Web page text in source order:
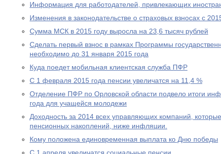
Информация для работодателей, привлекающих
Изменения в законодательстве о страховых взносах с
Сумма МСК в 2015 году выросла на 23,6 тысяч рублей
Сделать первый взнос в рамках Программы
необходимо до 31 января 2015 года
Куда поедет мобильная клиентская служба ПФР
С 1 февраля 2015 года пенсии увеличатся на 11,4 %
Отделение ПФР по Орловской области подвело итоги
года для учащейся молодежи
Доходность за 2014 всех управляющих компаний,
пенсионных накоплений, ниже инфляции.
Кому положена единовременная выплата ко Дню победы